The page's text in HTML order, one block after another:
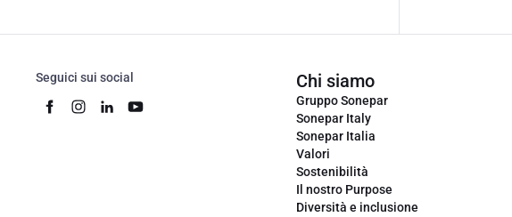
Seguici sui social Chi siamo
Gruppo Sonepar
Sonepar Italy
Sonepar Italia
Valori
Sostenibilità
Il nostro Purpose
Diversità e inclusione